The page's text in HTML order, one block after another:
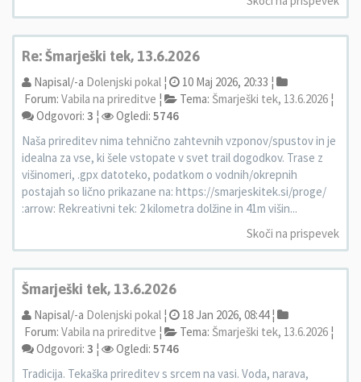
Re: Šmarješki tek, 13.6.2026
Napisal/-a Dolenjski pokal ¦
10 Maj 2026, 20:33 ¦
Forum: Vabila na prireditve ¦ Tema: Šmarješki tek, 13.6.2026 ¦
Odgovori: 3 ¦ Ogledi: 5746
Naša prireditev nima tehnično zahtevnih vzponov/spustov in je
idealna za vse, ki šele vstopate v svet trail dogodkov. Trase z
višinomeri, .gpx datoteko, podatkom o vodnih/okrepnih
postajah so lično prikazane na: https://smarjeskitek.si/proge/
:arrow: Rekreativni tek: 2 kilometra dolžine in 41m višin...
Skoči na prispevek
Šmarješki tek, 13.6.2026
Napisal/-a Dolenjski pokal ¦
18 Jan 2026, 08:44 ¦
Forum: Vabila na prireditve ¦ Tema: Šmarješki tek, 13.6.2026 ¦
Odgovori: 3 ¦ Ogledi: 5746
Tradicija. Tekaška prireditev s srcem na vasi. Voda, narava,